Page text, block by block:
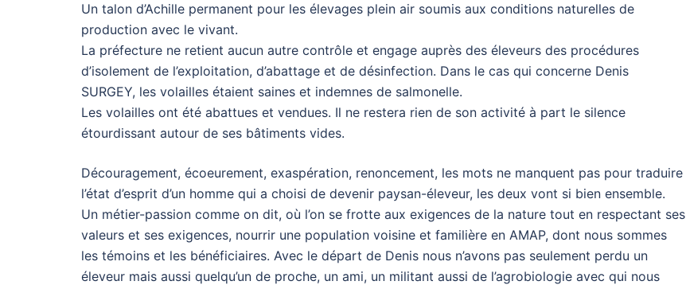
Un talon d’Achille permanent pour les élevages plein air soumis aux conditions naturelles de
production avec le vivant.
La préfecture ne retient aucun autre contrôle et engage auprès des éleveurs des procédures
d’isolement de l’exploitation, d’abattage et de désinfection. Dans le cas qui concerne Denis
SURGEY, les volailles étaient saines et indemnes de salmonelle.
Les volailles ont été abattues et vendues. Il ne restera rien de son activité à part le silence
étourdissant autour de ses bâtiments vides.
Découragement, écoeurement, exaspération, renoncement, les mots ne manquent pas pour traduire
l’état d’esprit d’un homme qui a choisi de devenir paysan-éleveur, les deux vont si bien ensemble.
Un métier-passion comme on dit, où l’on se frotte aux exigences de la nature tout en respectant ses
valeurs et ses exigences, nourrir une population voisine et familière en AMAP, dont nous sommes
les témoins et les bénéficiaires. Avec le départ de Denis nous n’avons pas seulement perdu un
éleveur mais aussi quelqu’un de proche, un ami, un militant aussi de l’agrobiologie avec qui nous